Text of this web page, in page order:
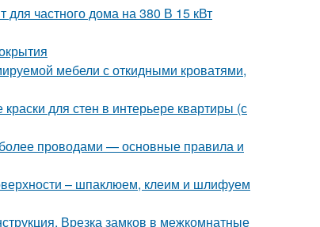
частного дома на 380 В 15 кВт
мебели с откидными кроватями,
для стен в интерьере квартиры (с
проводами — основные правила и
– шпаклюем, клеим и шлифуем
Врезка замков в межкомнатные